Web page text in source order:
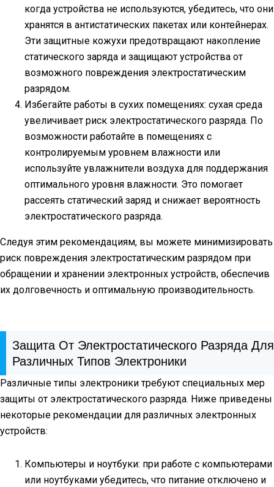
когда устройства не используются, убедитесь, что они
хранятся в антистатических пакетах или контейнерах.
Эти защитные кожухи предотвращают накопление
статического заряда и защищают устройства от
возможного повреждения электростатическим
разрядом.
Избегайте работы в сухих помещениях: сухая среда
увеличивает риск электростатического разряда. По
возможности работайте в помещениях с
контролируемым уровнем влажности или
используйте увлажнители воздуха для поддержания
оптимального уровня влажности. Это помогает
рассеять статический заряд и снижает вероятность
электростатического разряда.
Следуя этим рекомендациям, вы можете минимизировать
риск повреждения электростатическим разрядом при
обращении и хранении электронных устройств, обеспечив
их долговечность и оптимальную производительность.
Защита От Электростатического Разряда Для
Различных Типов Электроники
Различные типы электроники требуют специальных мер
защиты от электростатического разряда. Ниже приведены
некоторые рекомендации для различных электронных
устройств:
Компьютеры и ноутбуки: при работе с компьютерами
или ноутбуками убедитесь, что питание отключено и